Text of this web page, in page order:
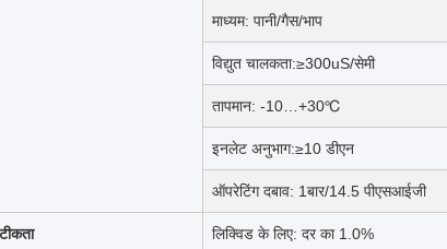
माध्यम: पानी/गैस/भाप
विद्युत चालकता:≥300uS/सेमी
तापमान: -10…+30℃
इनलेट अनुभाग:≥10 डीएन
ऑपरेटिंग दबाव: 1बार/14.5 पीएसआईजी
लिक्विड के लिए: दर का 1.0%